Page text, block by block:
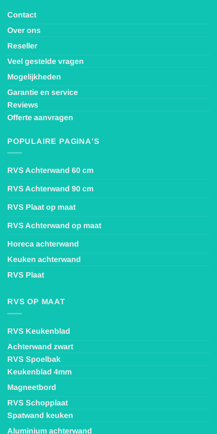
Contact
Over ons
Reseller
Veel gestelde vragen
Mogelijkheden
Garantie en service
Reviews
Offerte aanvragen
POPULAIRE PAGINA'S
RVS Achterwand 60 cm
RVS Achterwand 90 cm
RVS Plaat op maat
RVS Achterwand op maat
Horeca achterwand
Keuken achterwand
RVS Plaat
RVS OP MAAT
RVS Keukenblad
Achterwand zwart
RVS Spoelbak
Keukenblad 4mm
Magneetbord
RVS Schopplaat
Spatwand keuken
Aluminium achterwand